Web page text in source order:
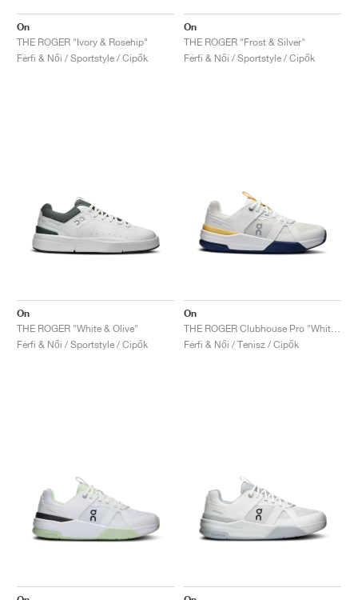
On
THE ROGER "Ivory & Rosehip"
Férfi & Női / Sportstyle / Cipők
On
THE ROGER "Frost & Silver"
Férfi & Női / Sportstyle / Cipők
On
THE ROGER "White & Olive"
Férfi & Női / Sportstyle / Cipők
On
Férfi & Női / Tenisz / Cipők